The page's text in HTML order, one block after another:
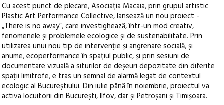
Cu acest punct de plecare, Asociația Macaia, prin grupul artistic
Plastic Art Performance Collective, lansează un nou proiect -
„There is no away”, care investighează, într-un mod creativ,
fenomenele și problemele ecologice și de sustenabilitate. Prin
utilizarea unui nou tip de intervenție și angrenare socială, și
anume, ecoperformance în spațiul public, și prin sesiuni de
documentare vizuală a siturilor de deșeuri depozitate din diferite
spații limitrofe, e tras un semnal de alarmă legat de contextul
ecologic al Bucureștiului. Din iulie până în noiembrie, proiectul va
activa locuitorii din București, Ilfov, dar și Petroșani și Timișoara.